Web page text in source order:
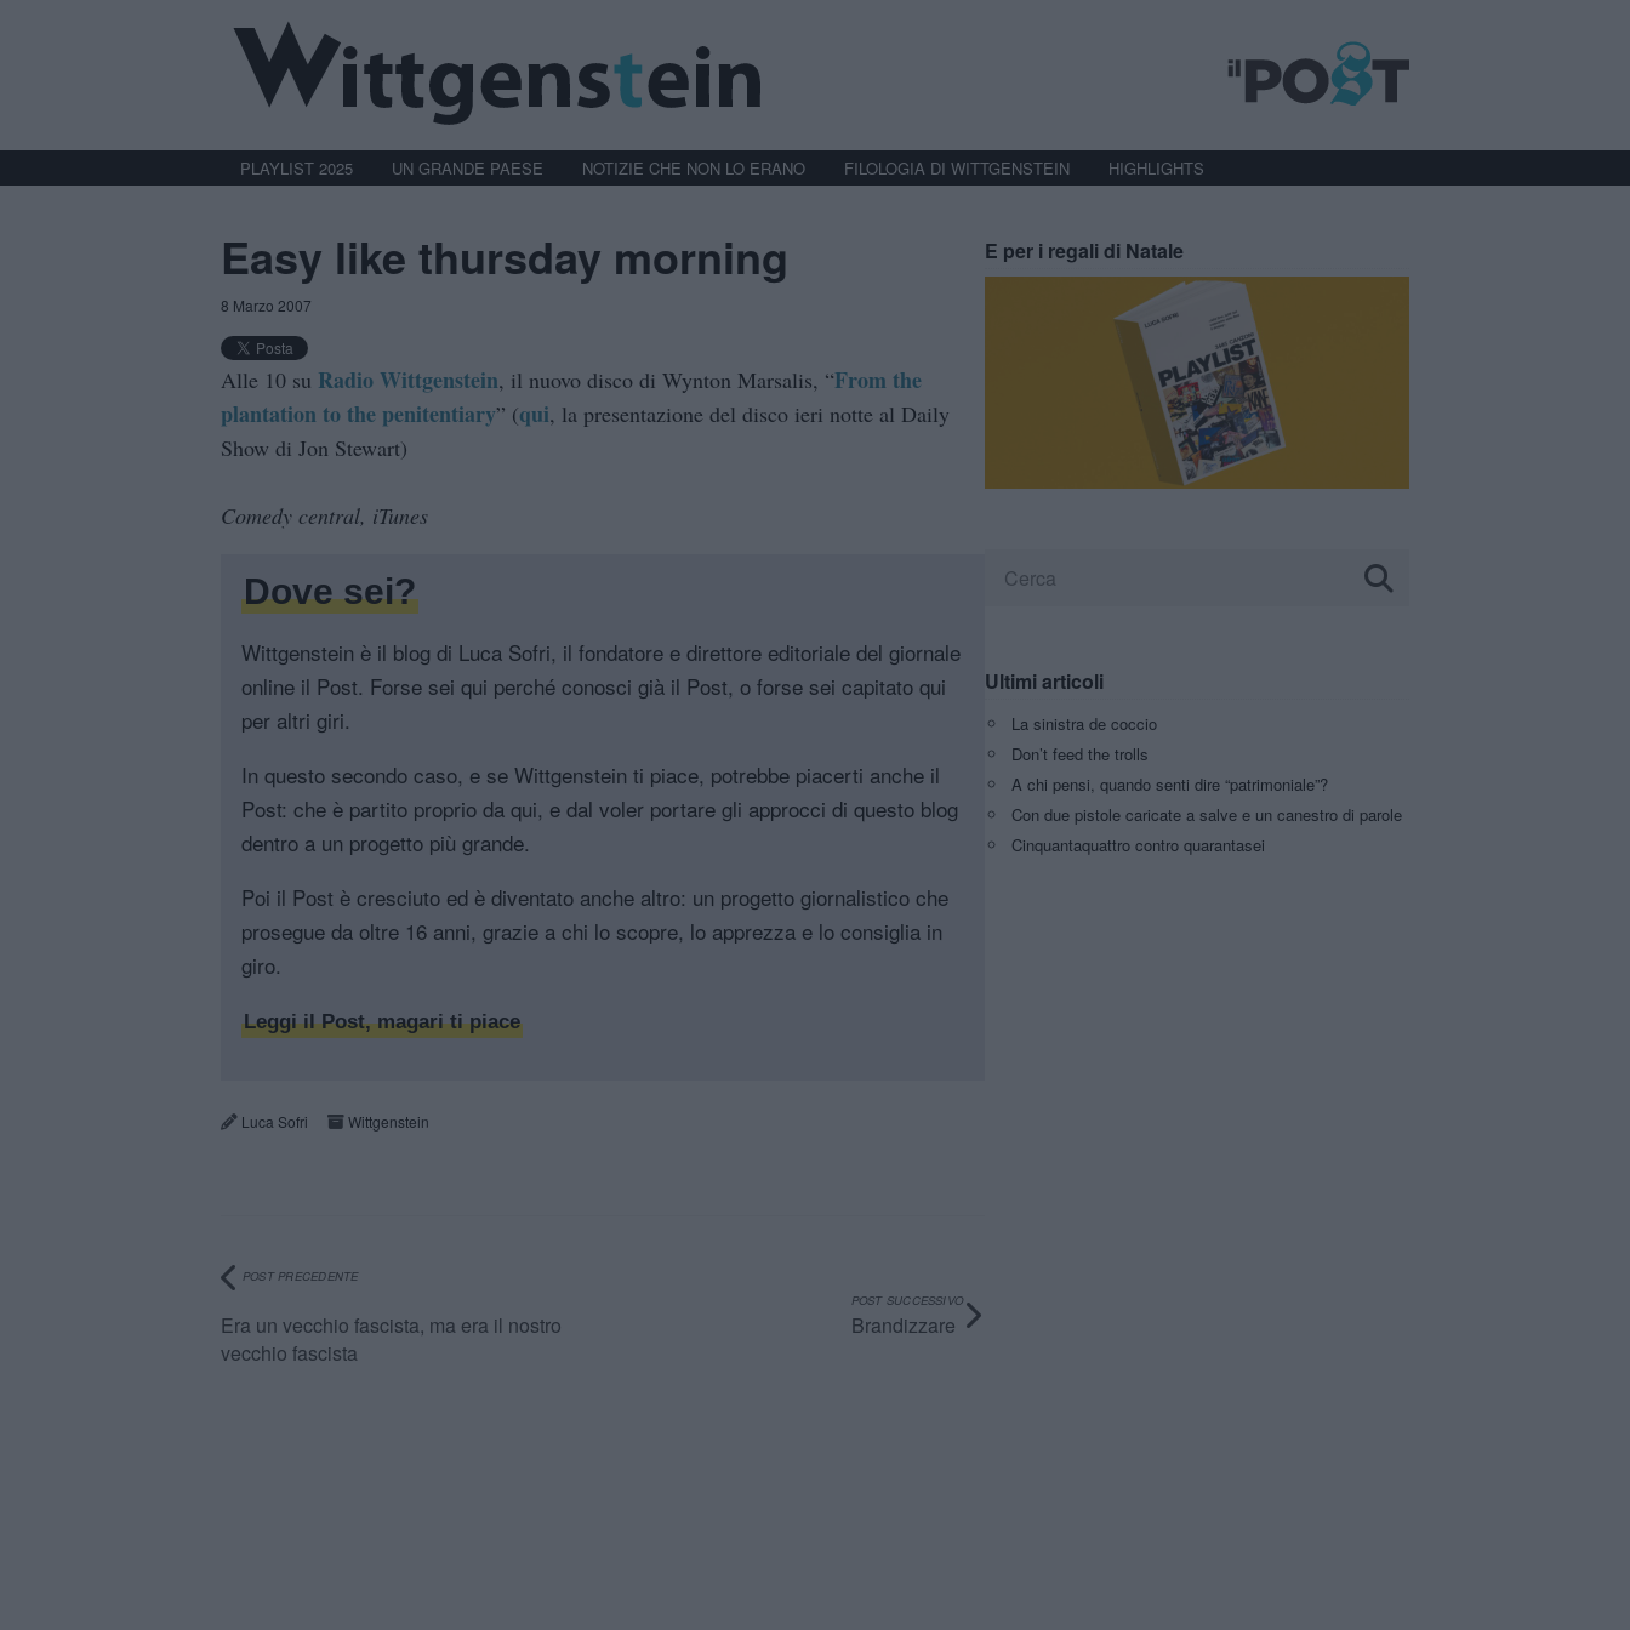
PLAYLIST 2025 UN GRANDE PAESE NOTIZIE CHE NON LO ERANO FILOLOGIA DI WITTGENSTEIN HIGHLIGHTS
Easy like thursday morning
8 Marzo 2007
Alle 10 su Radio Wittgenstein, il nuovo disco di Wynton Marsalis, “From the
plantation to the penitentiary” (qui, la presentazione del disco ieri notte al Daily
Show di Jon Stewart)
Comedy central, iTunes
Dove sei?
Wittgenstein è il blog di Luca Sofri, il fondatore e direttore editoriale del giornale
online il Post. Forse sei qui perché conosci già il Post, o forse sei capitato qui
per altri giri.
In questo secondo caso, e se Wittgenstein ti piace, potrebbe piacerti anche il
Post: che è partito proprio da qui, e dal voler portare gli approcci di questo blog
dentro a un progetto più grande.
Poi il Post è cresciuto ed è diventato anche altro: un progetto giornalistico che
prosegue da oltre 16 anni, grazie a chi lo scopre, lo apprezza e lo consiglia in
giro.
Leggi il Post, magari ti piace
Luca Sofri Wittgenstein
POST PRECEDENTE
Era un vecchio fascista, ma era il nostro
vecchio fascista
POST SUCCESSIVO
Brandizzare
E per i regali di Natale
Ultimi articoli
La sinistra de coccio
Don’t feed the trolls
A chi pensi, quando senti dire “patrimoniale”?
Con due pistole caricate a salve e un canestro di parole
Cinquantaquattro contro quarantasei